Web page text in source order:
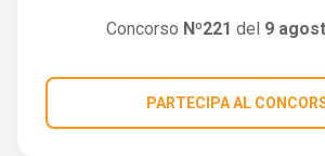
Concorso Nº221 del 9
PARTECIPA AL